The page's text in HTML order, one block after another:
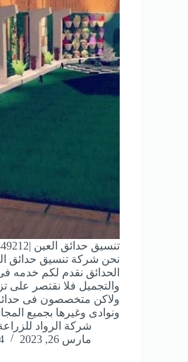
نحن شركة تنسيق حدائق
الحدائق نقدم لكم خدمه
والتجميل فلا نقتصر على
ولاكن متخصصون فى
ونوادى وغيرها بجميع
شركة الرواد
مارس 26, 2023
4